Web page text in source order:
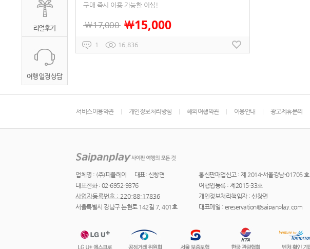
구매 즉시 이용 가능한 이심!
￦17,000 ￦15,000
1 16,836
서비스이용약관 개인정보처리방침 해외여행약관 이용안내 광고제휴문의
업체명 : (주)피플레이
대표: 신창면
대표전화 : 02-6952-9376
사업자등록번호 : 220-88-17836
서울특별시 강남구 논현로 142길 7, 401호
통신판매업신고 : 제 2014-서울강남-01705 호
여행업등록 : 제2015-33호
개인정보처리책임자 : 신창면
대표메일 : ereservation@saipanplay.com